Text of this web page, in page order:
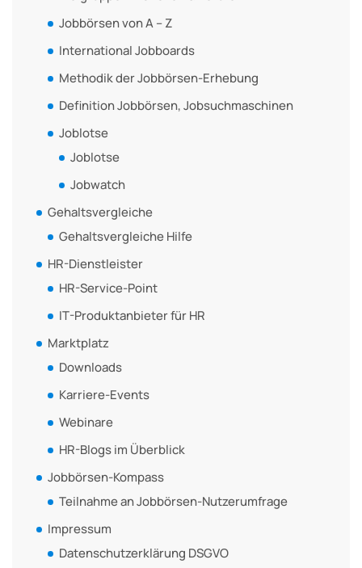
Jobbörsen von A – Z
International Jobboards
Methodik der Jobbörsen-Erhebung
Definition Jobbörsen, Jobsuchmaschinen
Joblotse
Joblotse
Jobwatch
Gehaltsvergleiche
Gehaltsvergleiche Hilfe
HR-Dienstleister
HR-Service-Point
IT-Produktanbieter für HR
Marktplatz
Downloads
Karriere-Events
Webinare
HR-Blogs im Überblick
Jobbörsen-Kompass
Teilnahme an Jobbörsen-Nutzerumfrage
Impressum
Datenschutzerklärung DSGVO